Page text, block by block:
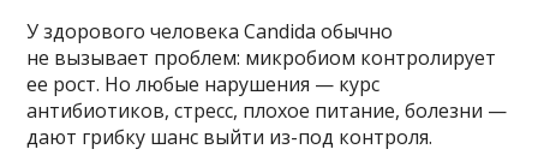
У здорового человека Candida обычно
не вызывает проблем: микробиом контролирует
ее рост. Но любые нарушения — курс
антибиотиков, стресс, плохое питание, болезни —
дают грибку шанс выйти из-под контроля.